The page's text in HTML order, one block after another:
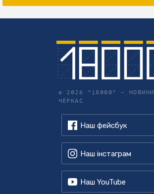
© 2026 "18000" – НОВИНИ
ЧЕРКАС
Наш фейсбук
Наш інстаграм
Наш YouTube